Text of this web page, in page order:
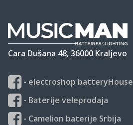
Cara Dušana 48, 36000 Kraljevo
- electroshop batteryHouse
- Baterije veleprodaja
- Camelion baterije Srbija